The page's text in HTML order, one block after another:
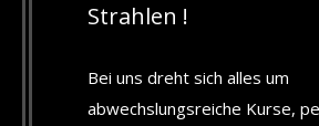
Strahlen !
Bei uns dreht sich alles um
abwechslungsreiche Kurse,